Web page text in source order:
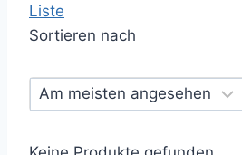
Liste
Sortieren nach